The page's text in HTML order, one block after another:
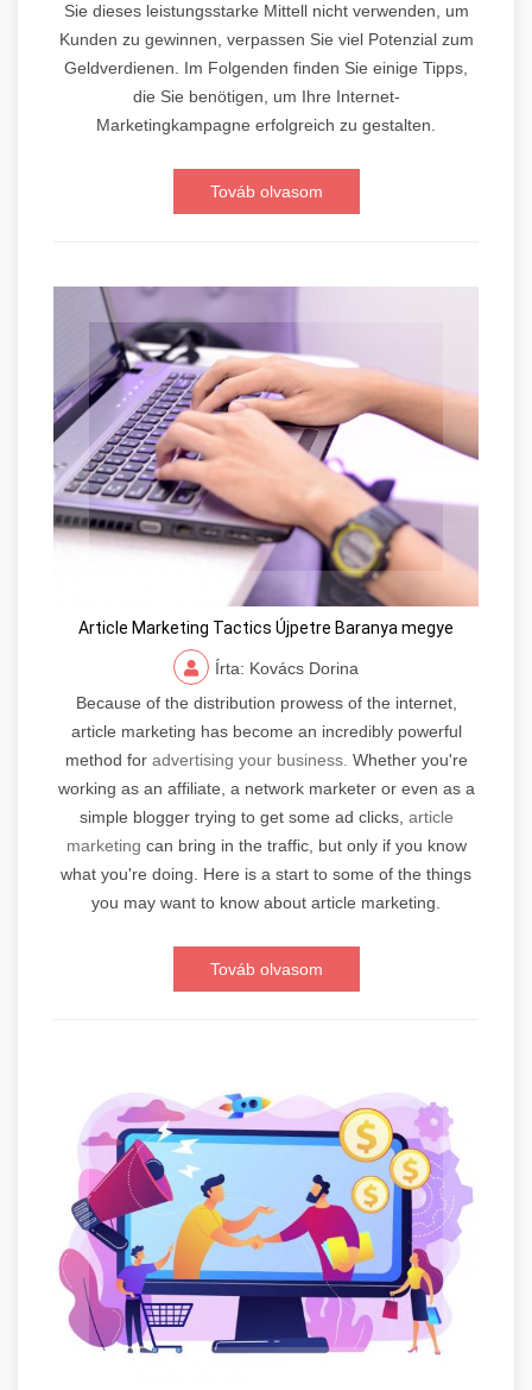
Sie dieses leistungsstarke Mittell nicht verwenden, um
Kunden zu gewinnen, verpassen Sie viel Potenzial zum
Geldverdienen. Im Folgenden finden Sie einige Tipps,
die Sie benötigen, um Ihre Internet-
Marketingkampagne erfolgreich zu gestalten.
Továb olvasom
Article Marketing Tactics Újpetre Baranya megye
Írta: Kovács Dorina
Because of the distribution prowess of the internet,
article marketing has become an incredibly powerful
method for advertising your business. Whether you're
working as an affiliate, a network marketer or even as a
simple blogger trying to get some ad clicks, article
marketing can bring in the traffic, but only if you know
what you're doing. Here is a start to some of the things
you may want to know about article marketing.
Továb olvasom